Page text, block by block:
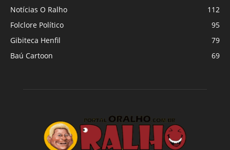
Notícias O Ralho
112
Folclore Político
95
Gibiteca Henfil
79
Baú Cartoon
69